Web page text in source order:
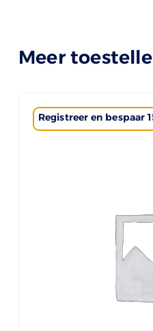
Meer
Registreer en bespaar